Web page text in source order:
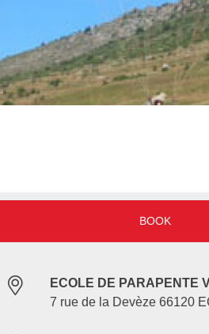
BOOK
ECOLE DE PARAPENTE
7 rue de la Devèze 66120